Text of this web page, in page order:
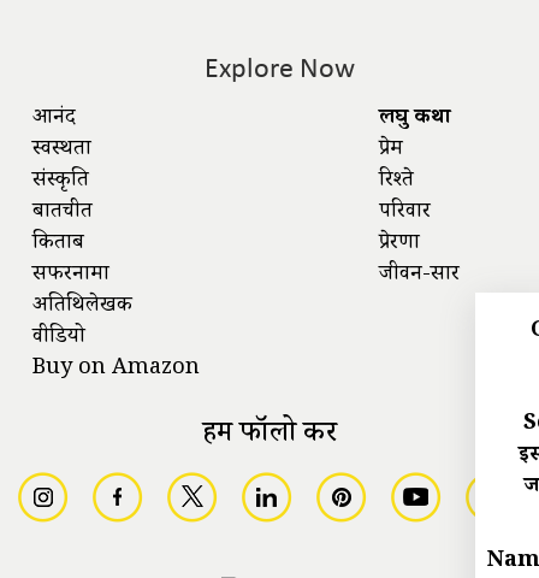
Explore Now
आनंद
स्वस्थता
संस्कृति
बातचीत
किताबें
सफरनामा
अतिथिलेखक
वीडियो
Buy on Amazon
लघु कथा
प्रेम
रिश्ते
परिवार
प्रेरणा
जीवन-सार
हमें फॉलो करें